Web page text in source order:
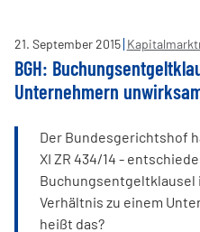
2,8
Mio.
VW
21. September2015
BGH:
Unternehmern
Der Bundesgerichtshof
XI ZR 434/14 -
Buchungsentgeltklausel
Verhältnis zu einem
heißt das?